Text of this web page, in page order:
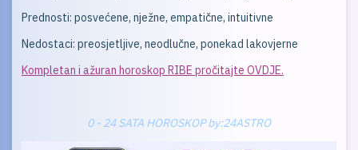
Prednosti: posvećene, nježne, empatične, intuitivne
Nedostaci: preosjetljive, neodlučne, ponekad lakovjerne
Kompletan i ažuran horoskop RIBE pročitajte OVDJE.
0 - 24 SATA HOROSKOP by:24ASTRO